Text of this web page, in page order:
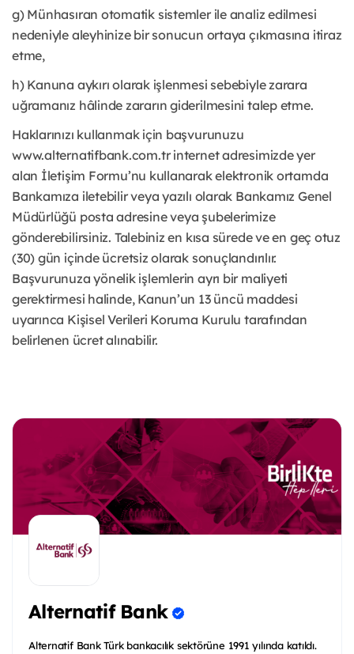
g) Münhasıran otomatik sistemler ile analiz edilmesi
nedeniyle aleyhinize bir sonucun ortaya çıkmasına itiraz
etme,
h) Kanuna aykırı olarak işlenmesi sebebiyle zarara
uğramanız hâlinde zararın giderilmesini talep etme.
Haklarınızı kullanmak için başvurunuzu
www.alternatifbank.com.tr internet adresimizde yer
alan İletişim Formu’nu kullanarak elektronik ortamda
Bankamıza iletebilir veya yazılı olarak Bankamız Genel
Müdürlüğü posta adresine veya şubelerimize
gönderebilirsiniz. Talebiniz en kısa sürede ve en geç otuz
(30) gün içinde ücretsiz olarak sonuçlandırılır.
Başvurunuza yönelik işlemlerin ayrı bir maliyeti
gerektirmesi halinde, Kanun’un 13 üncü maddesi
uyarınca Kişisel Verileri Koruma Kurulu tarafından
belirlenen ücret alınabilir.
Alternatif Bank
Alternatif Bank Türk bankacılık sektörüne 1991 yılında katıldı.